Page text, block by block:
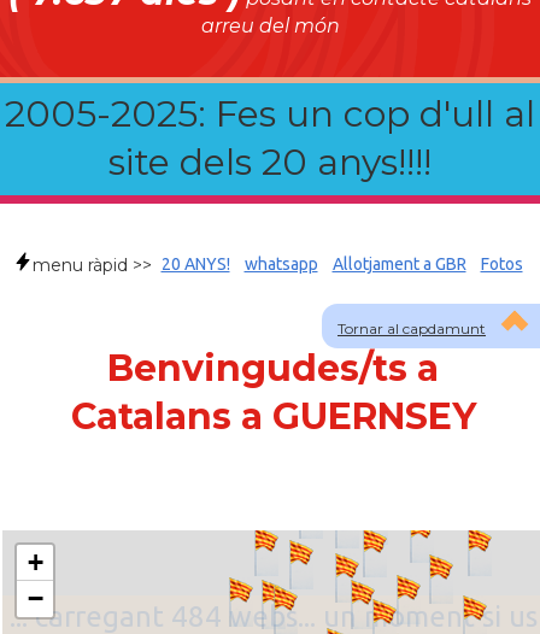
arreu del món
2005-2025: Fes un cop d'ull al
site dels 20 anys!!!!
Tornar al capdamunt
menu ràpid >> 20 ANYS! whatsapp Allotjament a GBR Fotos
Benvingudes/ts a
Catalans a GUERNSEY
... carregant 484 webs... un moment si us
+
−